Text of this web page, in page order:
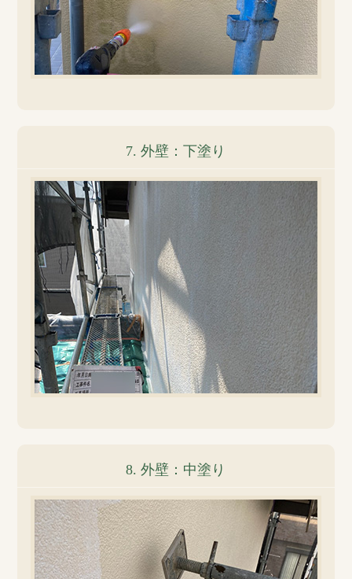
7. 外壁：下塗り
8. 外壁：中塗り